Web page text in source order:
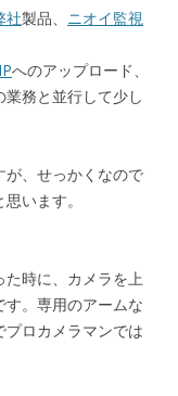
社製品、 ニオイ監視
へのアップロード、
務と並行して少し
が、せっかくなので
います。
時に、カメラを上
。専用のアームな
プロカメラマンでは